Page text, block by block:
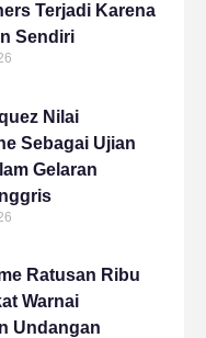
Terjadi Karena
Sendiri
Nilai
Sebagai Ujian
Gelaran
Ratusan Ribu
Warnai
Undangan